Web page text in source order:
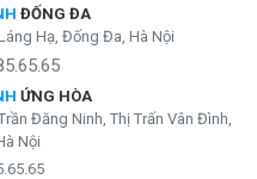
ĐỐNG ĐA
Hạ, Đống Đa, Hà Nội
ỨNG HÒA
Đăng Ninh, Thị Trấn Vân Đình,
Nội